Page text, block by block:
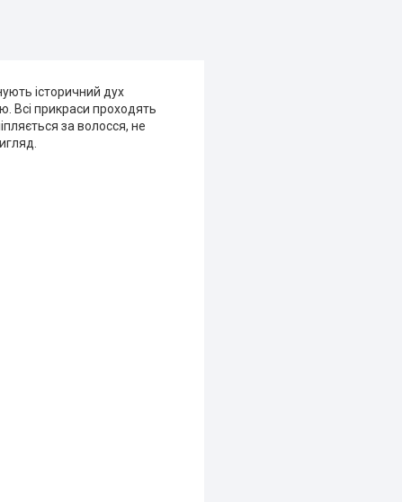
історичний дух
Всі прикраси проходять
за волосся, не